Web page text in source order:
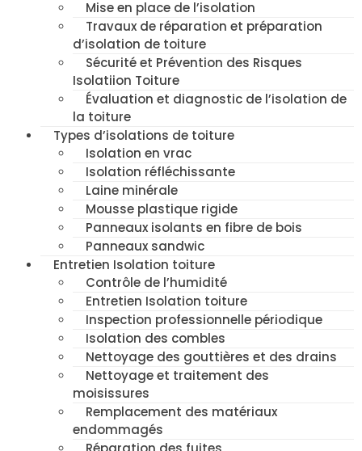
Mise en place de l’isolation
Travaux de réparation et préparation
d’isolation de toiture
Sécurité et Prévention des Risques
Isolatiion Toiture
Évaluation et diagnostic de l’isolation de
la toiture
Types d’isolations de toiture
Isolation en vrac
Isolation réfléchissante
Laine minérale
Mousse plastique rigide
Panneaux isolants en fibre de bois
Panneaux sandwic
Entretien Isolation toiture
Contrôle de l’humidité
Entretien Isolation toiture
Inspection professionnelle périodique
Isolation des combles
Nettoyage des gouttières et des drains
Nettoyage et traitement des
moisissures
Remplacement des matériaux
endommagés